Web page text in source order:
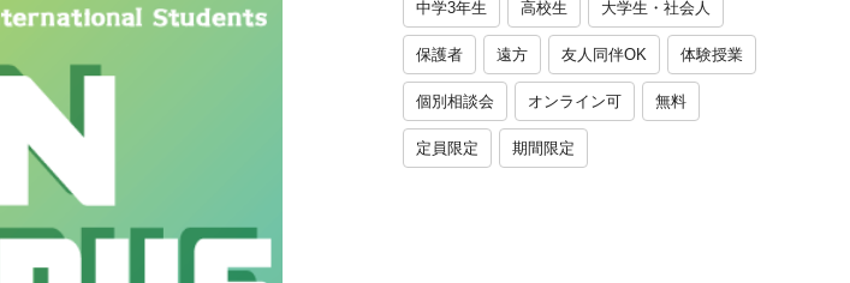
中学3年生 高校生 大学生・社会人
保護者 遠方 友人同伴OK 体験授業
個別相談会 オンライン可 無料
定員限定 期間限定